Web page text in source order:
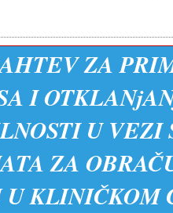
ZA
I
U
ZA
KLINIČKOM